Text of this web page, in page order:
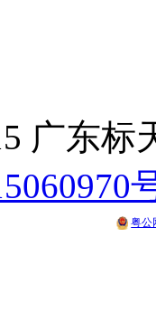
广东
粤公